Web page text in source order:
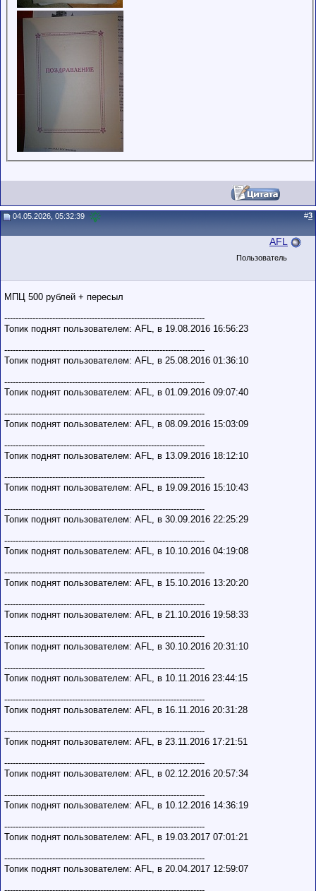
04.05.2026, 05:32:39 #3
AFL
Пользователь
МПЦ 500 рублей + пересыл
-----------------------------------------------------------------------
Топик поднят пользователем: AFL, в 19.08.2016 16:56:23
-----------------------------------------------------------------------
Топик поднят пользователем: AFL, в 25.08.2016 01:36:10
-----------------------------------------------------------------------
Топик поднят пользователем: AFL, в 01.09.2016 09:07:40
-----------------------------------------------------------------------
Топик поднят пользователем: AFL, в 08.09.2016 15:03:09
-----------------------------------------------------------------------
Топик поднят пользователем: AFL, в 13.09.2016 18:12:10
-----------------------------------------------------------------------
Топик поднят пользователем: AFL, в 19.09.2016 15:10:43
-----------------------------------------------------------------------
Топик поднят пользователем: AFL, в 30.09.2016 22:25:29
-----------------------------------------------------------------------
Топик поднят пользователем: AFL, в 10.10.2016 04:19:08
-----------------------------------------------------------------------
Топик поднят пользователем: AFL, в 15.10.2016 13:20:20
-----------------------------------------------------------------------
Топик поднят пользователем: AFL, в 21.10.2016 19:58:33
-----------------------------------------------------------------------
Топик поднят пользователем: AFL, в 30.10.2016 20:31:10
-----------------------------------------------------------------------
Топик поднят пользователем: AFL, в 10.11.2016 23:44:15
-----------------------------------------------------------------------
Топик поднят пользователем: AFL, в 16.11.2016 20:31:28
-----------------------------------------------------------------------
Топик поднят пользователем: AFL, в 23.11.2016 17:21:51
-----------------------------------------------------------------------
Топик поднят пользователем: AFL, в 02.12.2016 20:57:34
-----------------------------------------------------------------------
Топик поднят пользователем: AFL, в 10.12.2016 14:36:19
-----------------------------------------------------------------------
Топик поднят пользователем: AFL, в 19.03.2017 07:01:21
-----------------------------------------------------------------------
Топик поднят пользователем: AFL, в 20.04.2017 12:59:07